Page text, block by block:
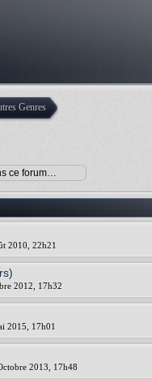
Genres
2010, 22h21
2012, 17h32
2015, 17h01
2013, 17h48